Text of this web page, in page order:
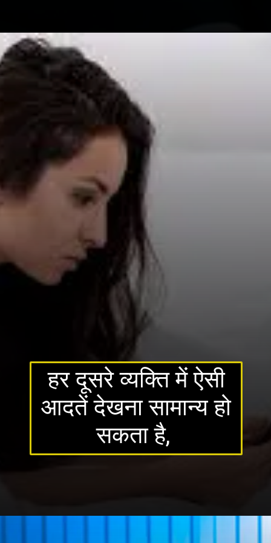
हर दूसरे व्यक्ति में ऐसी
आदतें देखना सामान्य हो
सकता है,